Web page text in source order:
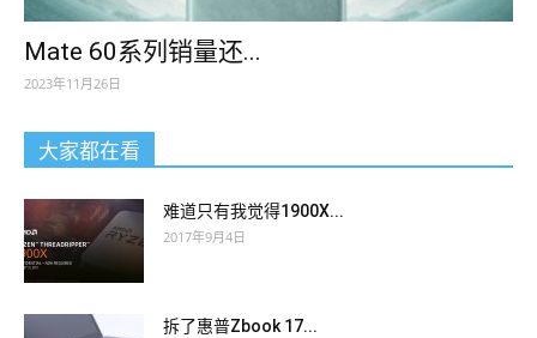
Mate 60系列销量还...
2023年11月26日
大家都在看
难道只有我觉得1900X...
2017年9月4日
拆了惠普Zbook 17...